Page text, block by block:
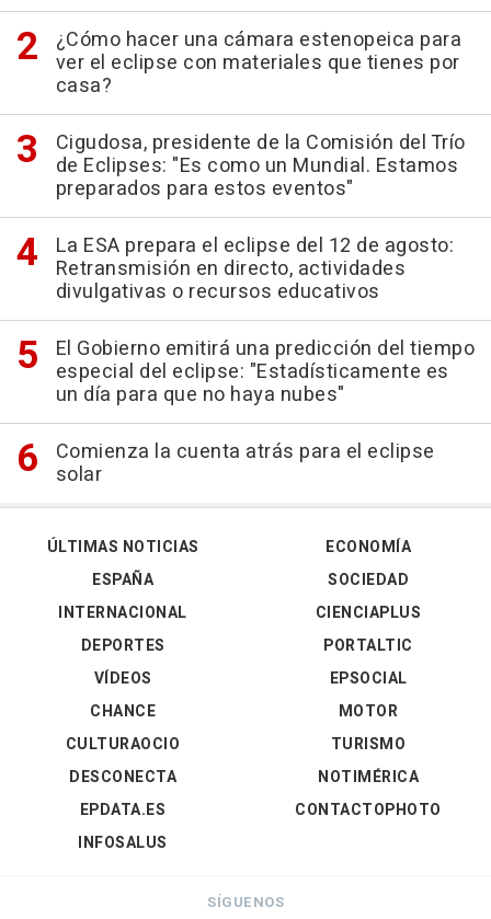
¿Cómo hacer una cámara estenopeica para
ver el eclipse con materiales que tienes por
casa?
Cigudosa, presidente de la Comisión del Trío
de Eclipses: "Es como un Mundial. Estamos
preparados para estos eventos"
La ESA prepara el eclipse del 12 de agosto:
Retransmisión en directo, actividades
divulgativas o recursos educativos
El Gobierno emitirá una predicción del tiempo
especial del eclipse: "Estadísticamente es
un día para que no haya nubes"
Comienza la cuenta atrás para el eclipse
solar
ÚLTIMAS NOTICIAS
ESPAÑA
INTERNACIONAL
DEPORTES
VÍDEOS
ECONOMÍA
SOCIEDAD
CIENCIAPLUS
PORTALTIC
EPSOCIAL
CHANCE
CULTURAOCIO
DESCONECTA
EPDATA.ES
INFOSALUS
MOTOR
TURISMO
NOTIMÉRICA
CONTACTOPHOTO
SÍGUENOS